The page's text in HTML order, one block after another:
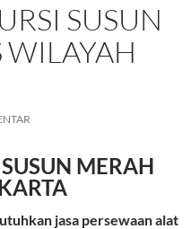
SUSUN
WILAYAH
MERAH
jasa persewaan alat